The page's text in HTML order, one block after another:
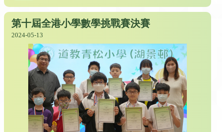
第十屆全港小學數學挑戰賽決賽
2024-05-13